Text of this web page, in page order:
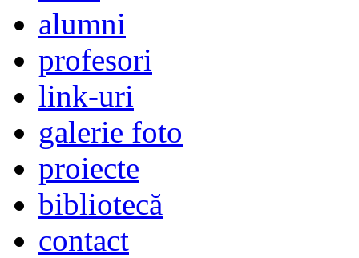
alumni
profesori
link-uri
galerie foto
proiecte
bibliotecă
contact